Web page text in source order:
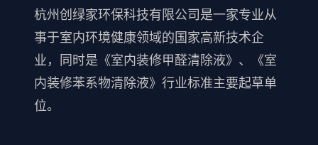
杭州创绿家环保科技有限公司是一家专业从
事于室内环境健康领域的国家高新技术企
业，同时是《室内装修甲醛清除液》、《室
内装修苯系物清除液》行业标准主要起草单
位。